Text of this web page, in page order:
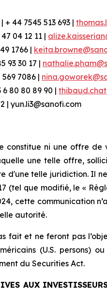
| + 44 7545 513 693 |
47 04 12 11 |
1766 |
93 30 17 |
569 7086 |
6 80 80 89 90 |
| yun.li3@sanofi.com
constitue ni une offre
une telle offre,
d'une telle juridiction. Il
(tel que modifié, le «
cette communication
autorité.
fait et ne feront pas
(U.S. persons)
du Securities Act.
AUX